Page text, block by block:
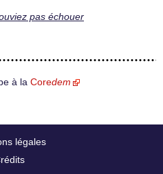
pas échouer
à la Coredem
légales